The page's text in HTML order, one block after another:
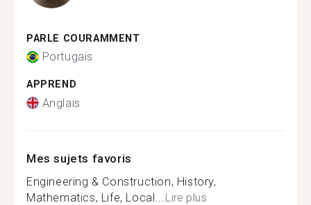
PARLE COURAMMENT
Portugais
APPREND
Anglais
Mes sujets favoris
Engineering & Construction, History,
Mathematics, Life, Local... Lire plus